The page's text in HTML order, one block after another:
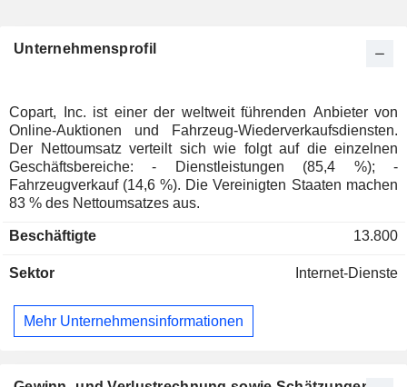
Unternehmensprofil
Copart, Inc. ist einer der weltweit führenden Anbieter von
Online-Auktionen und Fahrzeug-Wiederverkaufsdiensten.
Der Nettoumsatz verteilt sich wie folgt auf die einzelnen
Geschäftsbereiche: - Dienstleistungen (85,4 %); -
Fahrzeugverkauf (14,6 %). Die Vereinigten Staaten machen
83 % des Nettoumsatzes aus.
Beschäftigte 13.800
Sektor Internet-Dienste
Mehr Unternehmensinformationen